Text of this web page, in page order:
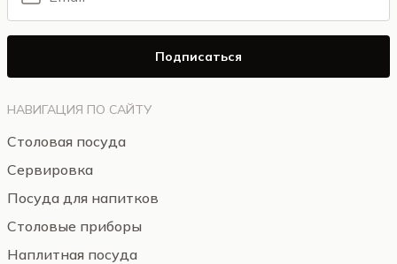
НАВИГАЦИЯ ПО САЙТУ
Столовая посуда
Сервировка
Посуда для напитков
Столовые приборы
Наплитная посуда
Подписаться